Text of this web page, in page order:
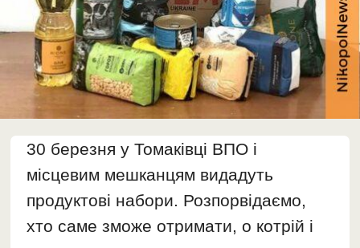
30 березня у Томаківці ВПО і
місцевим мешканцям видадуть
продуктові набори. Розпорвідаємо,
хто саме зможе отримати, о котрій і